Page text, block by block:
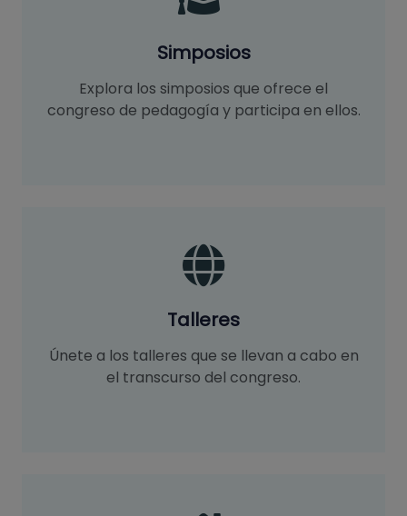
Simposios
Explora los simposios que ofrece el
congreso de pedagogía y participa en ellos.
Talleres
Únete a los talleres que se llevan a cabo en
el transcurso del congreso.